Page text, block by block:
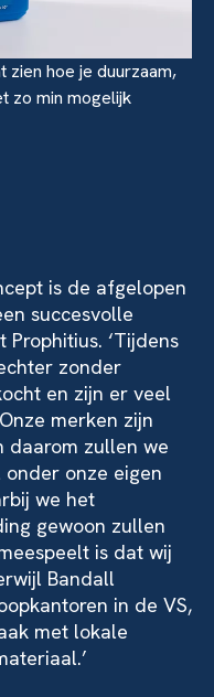
zien hoe je duurzaam,
zo min mogelijk
is de afgelopen
succesvolle
‘Tijdens
zonder
en zijn er veel
merken zijn
daarom zullen we
onze eigen
we het
gewoon zullen
is dat wij
Bandall
in de VS,
met lokale